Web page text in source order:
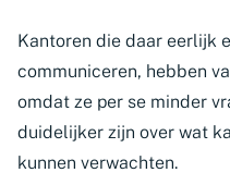
Kantoren die daar eerlijk
communiceren, hebben
omdat ze per se minder
duidelijker zijn over wat
kunnen verwachten.